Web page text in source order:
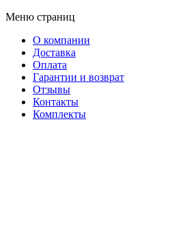
Меню страниц
О компании
Доставка
Оплата
Гарантии и возврат
Отзывы
Контакты
Комплекты